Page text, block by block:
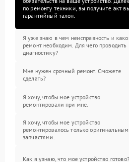
по ремонту техники, вы получите акт
гарантийный талон.
Я уже знаю в чем неисправность и
ремонт необходим. Для чего проводить
диагностику?
Мне нужен срочный ремонт. Сможете
сделать?
Я хочу, чтобы мое устройство
ремонтировали при мне.
Я хочу, чтобы мое устройство
ремонтировалось только
запчастями.
Как я узнаю, что мое устройство готово?